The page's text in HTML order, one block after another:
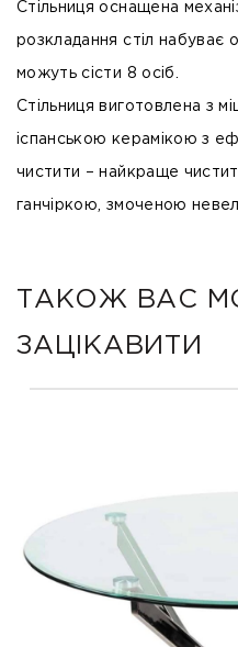
Стільниця оснащена
розкладання стіл набуває
можуть сісти 8 осіб.
Стільниця виготовлена з
іспанською керамікою з
чистити – найкраще
ганчіркою, змоченою
ТАКОЖ ВАС
ЗАЦІКАВИТИ